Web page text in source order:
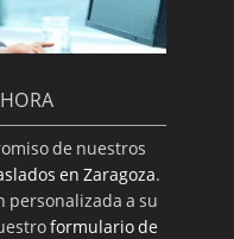
de nuestros
en Zaragoza.
personalizada a su
formulario de